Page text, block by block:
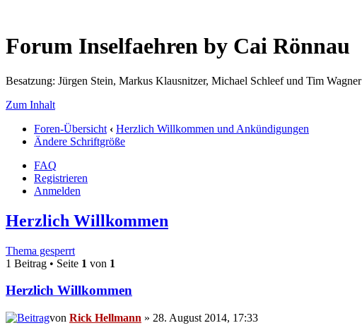
Forum Inselfaehren by Cai Rönnau
Besatzung: Jürgen Stein, Markus Klausnitzer, Michael Schleef und Tim Wagner
Zum Inhalt
Foren-Übersicht ‹ Herzlich Willkommen und Ankündigungen
Ändere Schriftgröße
FAQ
Registrieren
Anmelden
Herzlich Willkommen
Thema gesperrt
1 Beitrag • Seite 1 von 1
Herzlich Willkommen
von Rick Hellmann » 28. August 2014, 17:33